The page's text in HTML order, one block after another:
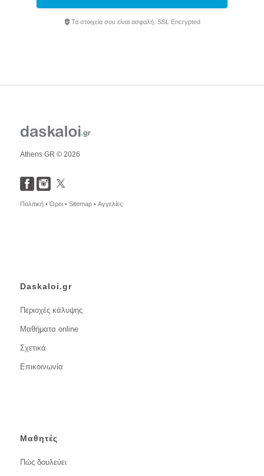
Τα στοιχεία σου είναι ασφαλή. SSL Encrypted
Athens GR © 2026
Πολιτική •Όροι • Sitemap • Αγγελίες
Daskaloi.gr
Περιοχές κάλυψης
Μαθήματα online
Σχετικά
Επικοινωνία
Μαθητές
Πώς δουλεύει